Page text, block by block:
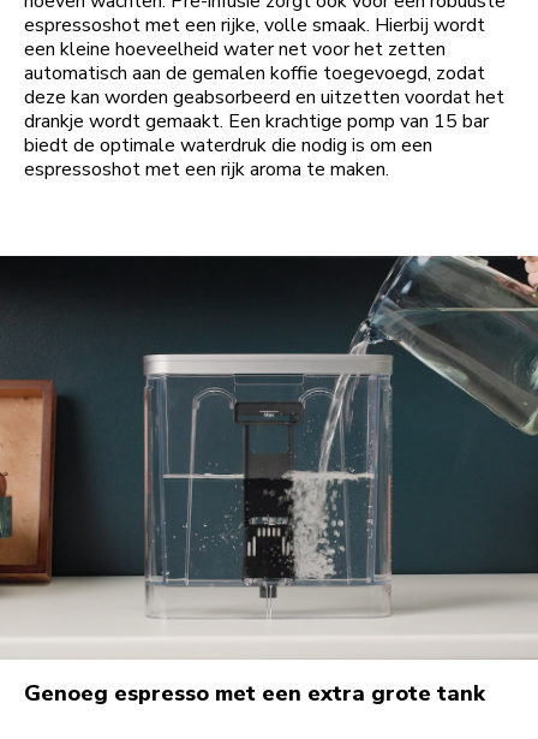
espressoshot met een rijke, volle smaak. Hierbij wordt
een kleine hoeveelheid water net voor het zetten
automatisch aan de gemalen koffie toegevoegd, zodat
deze kan worden geabsorbeerd en uitzetten voordat het
drankje wordt gemaakt. Een krachtige pomp van 15 bar
biedt de optimale waterdruk die nodig is om een
espressoshot met een rijk aroma te maken.
Genoeg espresso met een extra grote tank